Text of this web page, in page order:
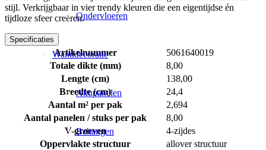
Ondervloeren
Wanddecoratie
Akupanelen
Behangen
stijl. Verkrijgbaar in vier trendy kleuren die een eigentijdse én
tijdloze sfeer creëren.
Specificaties
Artikelnummer
5061640019
Totale dikte (mm)
8,00
Lengte (cm)
138,00
Breedte (cm)
24,4
Aantal m² per pak
2,694
Aantal panelen / stuks per pak
8,00
V-groeven
4-zijdes
Oppervlakte structuur
allover structuur